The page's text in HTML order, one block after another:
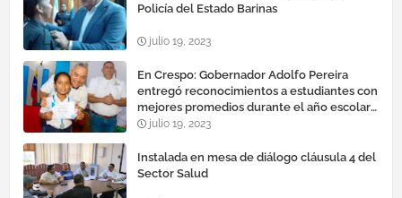
Policía del Estado Barinas
julio 19, 2023
En Crespo: Gobernador Adolfo Pereira
entregó reconocimientos a estudiantes con
mejores promedios durante el año escolar
2022 – 2023
julio 19, 2023
Instalada en mesa de diálogo cláusula 4 del
Sector Salud